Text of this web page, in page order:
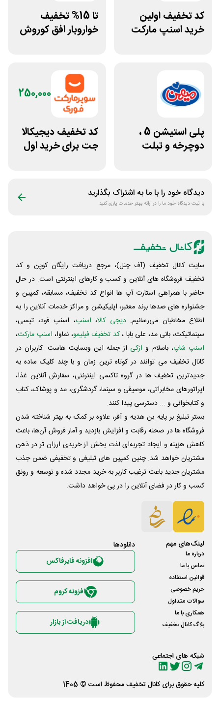
کد تخفیف اولین
خرید اسنپ مارکت
تا 15% تخفیف
خواروبار افق کوروش
پلی استیشن 5 ،
دوچرخه و تبلت
250,000
کد تخفیف دیجیکالا
جت برای خرید اول
دیدگاه خود را با ما به اشتراک بگذارید
با ثبت دیدگاه خود ما را در ارائه بهتر خدمات یاری کنید
سایت کانال تخفیف (آف چنل)، مرجع دریافت رایگان کوپن و کد
تخفیف فروشگاه های آنلاین و کسب و‌ کارهای اینترنتی است. در حال
حاضر با همراهی استارت آپ ها انواع کد تخفیف، مسابقه، کمپین و
جشنواره های صدها برند معتبر، اپلیکیشن و مراکز خدمات آنلاین را به
اطلاع مخاطبان می‌رسانیم. دیجی کالا، اسنپ، اسنپ فود، تپسی،
سینماتیکت، بانی مد، علی‌ بابا ،کد تخفیف فیلیمو، نماوا، اسنپ مارکت،
اسنپ شاپ، باسلام و ازکی از جمله این وبسایت ‌هاست. کاربران در
کانال تخفیف می توانند در کوتاه ترین زمان و با چند کلیک ساده به
جدیدترین تخفیف ها در گروه تاکسی اینترنتی، سفارش آنلاین غذا،
اپراتورهای مخابراتی، موسیقی و سینما، گردشگری، مد و پوشاک، کتاب
و کتابخوانی و ... دسترسی پیدا کنند.
بستر تبلیغ بر پایه بن هدیه و آفر، علاوه بر کمک به بهتر شناخته شدن
فروشگاه ها در صحنه رقابت و افزایش بازدید و آمار فروش آن‌ها، باعث
کاهش هزینه و ایجاد تجربه‌ای لذت بخش از خریدی ارزان تر در ذهن
مشتریان خواهد شد. چنین کمپین های تبلیغی و تخفیفی ضمن جذب
مشتریان جدید باعث ترغیب کاربر به خرید مجدد شده و توسعه و رونق
کسب و کار در فضای آنلاین را در پی خواهد داشت.
لینک‌های مهم
درباره ما
تماس با ما
قوانین استفاده
حریم خصوصی
سوالات متداول
همکاری با ما
بلاگ کانال تخفیف
شبکه های اجتماعی
دانلود‌ها
افزونه فایرفاکس
افزونه کروم
دریافت از بازار
کلیه حقوق برای کانال تخفیفمحفوظ است © 1405